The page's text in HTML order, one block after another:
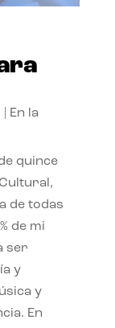
En la
quince
de todas
de mi
ser
y
y
En